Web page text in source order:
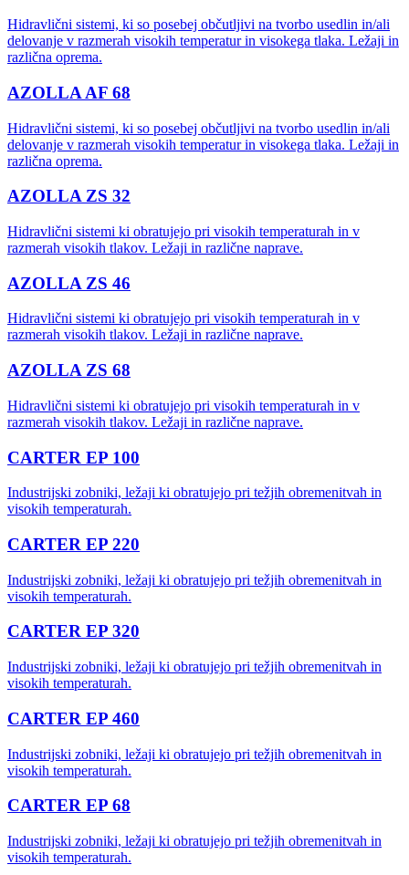
Hidravlični sistemi, ki so posebej občutljivi na tvorbo usedlin in/ali
delovanje v razmerah visokih temperatur in visokega tlaka. Ležaji in
različna oprema.
AZOLLA AF 68
Hidravlični sistemi, ki so posebej občutljivi na tvorbo usedlin in/ali
delovanje v razmerah visokih temperatur in visokega tlaka. Ležaji in
različna oprema.
AZOLLA ZS 32
Hidravlični sistemi ki obratujejo pri visokih temperaturah in v
razmerah visokih tlakov. Ležaji in različne naprave.
AZOLLA ZS 46
Hidravlični sistemi ki obratujejo pri visokih temperaturah in v
razmerah visokih tlakov. Ležaji in različne naprave.
AZOLLA ZS 68
Hidravlični sistemi ki obratujejo pri visokih temperaturah in v
razmerah visokih tlakov. Ležaji in različne naprave.
CARTER EP 100
Industrijski zobniki, ležaji ki obratujejo pri težjih obremenitvah in
visokih temperaturah.
CARTER EP 220
Industrijski zobniki, ležaji ki obratujejo pri težjih obremenitvah in
visokih temperaturah.
CARTER EP 320
Industrijski zobniki, ležaji ki obratujejo pri težjih obremenitvah in
visokih temperaturah.
CARTER EP 460
Industrijski zobniki, ležaji ki obratujejo pri težjih obremenitvah in
visokih temperaturah.
CARTER EP 68
Industrijski zobniki, ležaji ki obratujejo pri težjih obremenitvah in
visokih temperaturah.